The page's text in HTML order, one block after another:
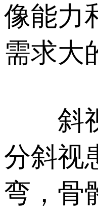
像能力
需求大
斜视
分斜视
弯，骨